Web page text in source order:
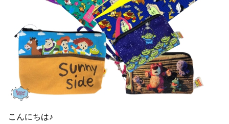
こんにちは♪